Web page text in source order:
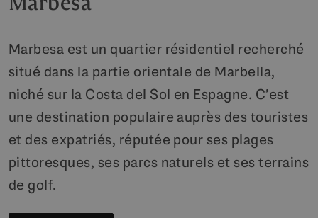
Marbesa est un quartier résidentiel recherché
situé dans la partie orientale de Marbella,
niché sur la Costa del Sol en Espagne. C’est
une destination populaire auprès des touristes
et des expatriés, réputée pour ses plages
pittoresques, ses parcs naturels et ses terrains
de golf.